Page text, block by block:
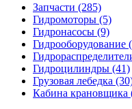
Запчасти (285)
Гидромоторы (5)
Гидронасосы (9)
Гидрооборудование
Гидроцилиндры (41)
Грузовая лебедка
Кабина крановщика